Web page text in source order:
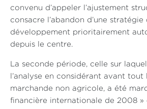
convenu d’appeler l’ajustement
consacre l’abandon d’une stratégie
développement prioritairement
depuis le centre.
La seconde période, celle sur
l’analyse en considérant avant tout
marchande non agricole, a été
financière internationale de 2008 »